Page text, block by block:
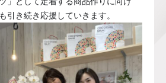
引き続き応援していきます。